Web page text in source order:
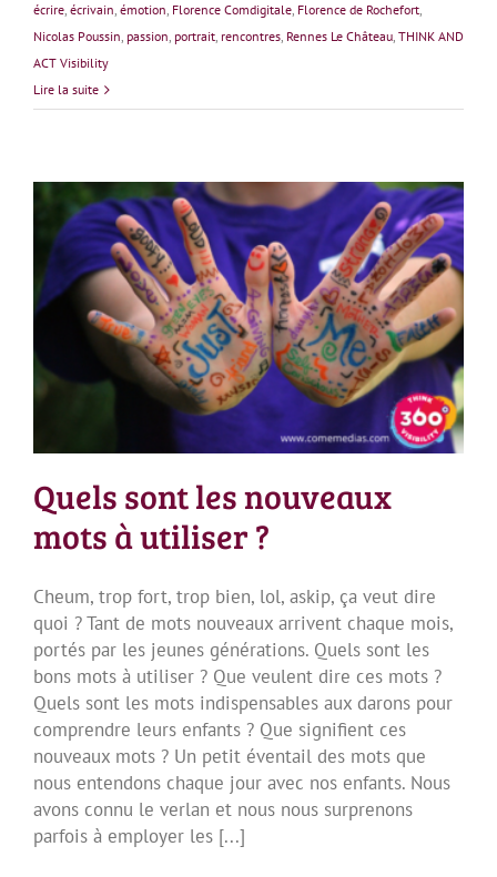
écrire, écrivain, émotion, Florence Comdigitale, Florence de Rochefort,
Nicolas Poussin, passion, portrait, rencontres, Rennes Le Château, THINK AND
ACT Visibility
Lire la suite
Quels sont les nouveaux mots à utiliser ?
Quels sont les nouveaux
mots à utiliser ?
Cheum, trop fort, trop bien, lol, askip, ça veut dire
quoi ? Tant de mots nouveaux arrivent chaque mois,
portés par les jeunes générations. Quels sont les
bons mots à utiliser ? Que veulent dire ces mots ?
Quels sont les mots indispensables aux darons pour
comprendre leurs enfants ? Que signifient ces
nouveaux mots ? Un petit éventail des mots que
nous entendons chaque jour avec nos enfants. Nous
avons connu le verlan et nous nous surprenons
parfois à employer les [...]